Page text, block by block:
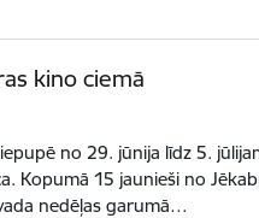
kino ciemā
no 29. jūnija līdz 5.
Kopumā 15 jaunieši no
nedēļas garumā…